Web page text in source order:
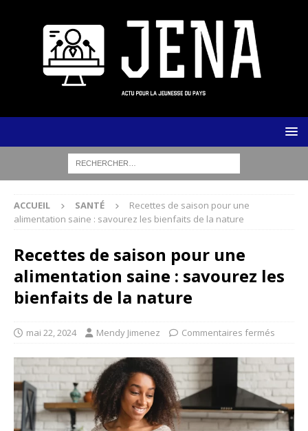
ACCUEIL SANTÉ
Recettes de saison pour une
alimentation saine : savourez les bienfaits de la nature
Recettes de saison pour une
alimentation saine : savourez les
bienfaits de la nature
mai 22, 2024 Mendy Jimenez Commentaires fermés